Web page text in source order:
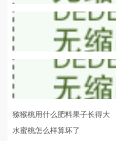
猕猴桃用什么肥料果子长得大
水蜜桃怎么样算坏了